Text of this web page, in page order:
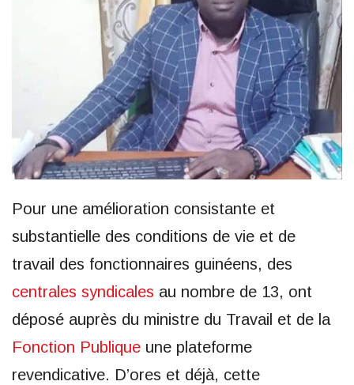
Pour une amélioration consistante et
substantielle des conditions de vie et de
travail des fonctionnaires guinéens, des
centrales syndicales au nombre de 13, ont
déposé auprès du ministre du Travail et de la
Fonction Publique une plateforme
revendicative. D’ores et déjà, cette